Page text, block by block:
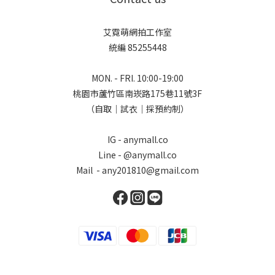
艾霓萌網拍工作室
統編 85255448
MON. - FRI. 10:00-19:00
桃園市蘆竹區南崁路175巷11號3F
（自取｜試衣｜採預約制）
IG - anymall.co
Line - @anymall.co
Mail - any201810@gmail.com